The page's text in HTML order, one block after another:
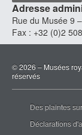
Adresse
Rue du Musée 9
Fax : +32 (0)2
© 2026 – Musées
réservés
Des plaintes
Déclarations